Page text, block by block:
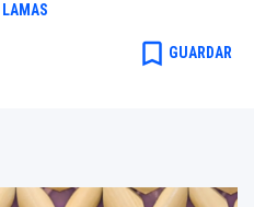
LAMAS
bookmark_border GUARDAR